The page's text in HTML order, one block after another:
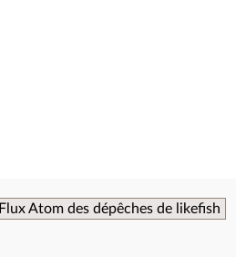
Flux Atom des dépêches de likefish